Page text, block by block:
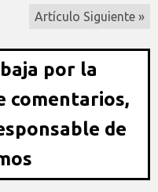
Artículo Siguiente »
por la
comentarios,
de